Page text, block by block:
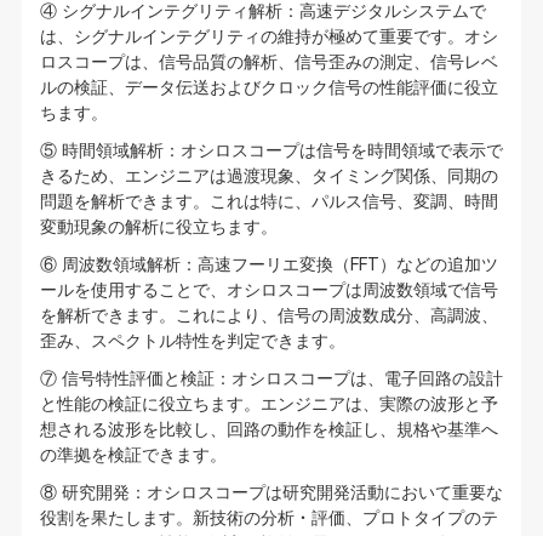
④ シグナルインテグリティ解析：高速デジタルシステムで
は、シグナルインテグリティの維持が極めて重要です。オシ
ロスコープは、信号品質の解析、信号歪みの測定、信号レベ
ルの検証、データ伝送およびクロック信号の性能評価に役立
ちます。
⑤ 時間領域解析：オシロスコープは信号を時間領域で表示で
きるため、エンジニアは過渡現象、タイミング関係、同期の
問題を解析できます。これは特に、パルス信号、変調、時間
変動現象の解析に役立ちます。
⑥ 周波数領域解析：高速フーリエ変換（FFT）などの追加ツ
ールを使用することで、オシロスコープは周波数領域で信号
を解析できます。これにより、信号の周波数成分、高調波、
歪み、スペクトル特性を判定できます。
⑦ 信号特性評価と検証：オシロスコープは、電子回路の設計
と性能の検証に役立ちます。エンジニアは、実際の波形と予
想される波形を比較し、回路の動作を検証し、規格や基準へ
の準拠を検証できます。
⑧ 研究開発：オシロスコープは研究開発活動において重要な
役割を果たします。新技術の分析・評価、プロトタイプのテ